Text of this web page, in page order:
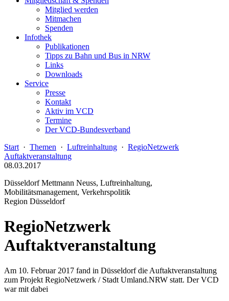
Mitglied werden
Mitmachen
Spenden
Infothek
Publikationen
Tipps zu Bahn und Bus in NRW
Links
Downloads
Service
Presse
Kontakt
Aktiv im VCD
Termine
Der VCD-Bundesverband
Start · Themen · Luftreinhaltung · RegioNetzwerk
Auftaktveranstaltung
08.03.2017
Düsseldorf Mettmann Neuss, Luftreinhaltung,
Mobilitätsmanagement, Verkehrspolitik
Region Düsseldorf
RegioNetzwerk
Auftaktveranstaltung
Am 10. Februar 2017 fand in Düsseldorf die Auftaktveranstaltung
zum Projekt RegioNetzwerk / Stadt Umland.NRW statt. Der VCD
war mit dabei